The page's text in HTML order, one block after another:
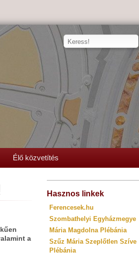
Élő közvetítés
a
Hasznos linkek
Ferencesek.hu
Szombathelyi Egyházmegye
Mária Magdolna Plébánia
Szűz Mária Szeplőtlen Szíve
Plébánia